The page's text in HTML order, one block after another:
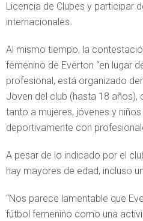
Licencia de Clubes y participar
internacionales.
Al mismo tiempo, la
femenino de Everton “en lugar
profesional, está organizado
Joven del club (hasta 18
tanto a mujeres, jóvenes y
deportivamente con
A pesar de lo indicado por el
hay mayores de edad, incluso
“Nos parece lamentable que
fútbol femenino como una